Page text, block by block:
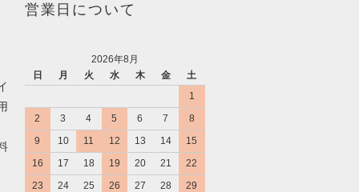
営業日について
2026年8月
日
月 火 水 木 金
土
1
2
3 4 5 6 7
8
9
10 11 12 13 14
15
16
17 18 19 20 21
22
23
24 25 26 27 28
29